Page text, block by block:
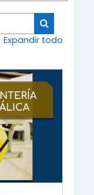
Buscar
Expandir todo